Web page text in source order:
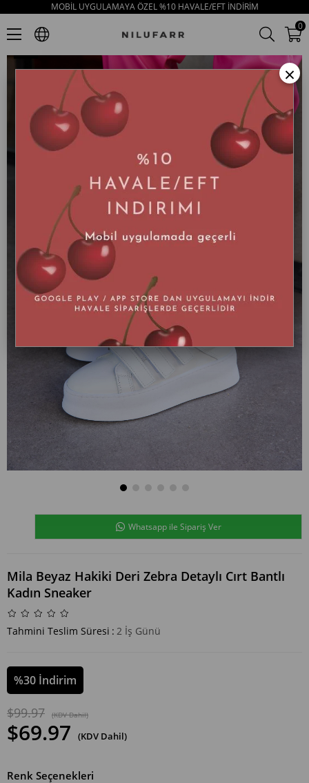
MOBİL UYGULAMAYA ÖZEL %10 HAVALE/EFT İNDİRİM
0
Mila Beyaz Hakiki Deri Zebra Detaylı Cırt Bantlı Kadın Sneaker
Whatsapp ile Sipariş Ver
Mila Beyaz Hakiki Deri Zebra Detaylı Cırt Bantlı
Kadın Sneaker
Tahmini Teslim Süresi : 2 İş Günü
%30 İndirim
$99.97 (KDV Dahil)
$69.97 (KDV Dahil)
Renk Seçenekleri
×